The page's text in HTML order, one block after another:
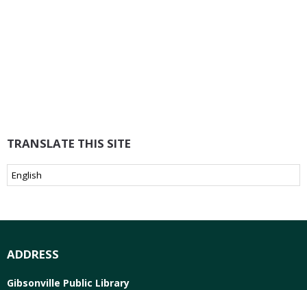
TRANSLATE THIS SITE
ADDRESS
Gibsonville Public Library